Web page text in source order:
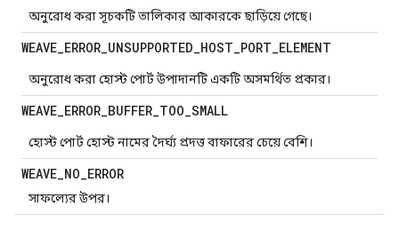
অনুরোধ করা সূচকটি তালিকার আকারকে ছাড়িয়ে গেছে।
WEAVE_ERROR_UNSUPPORTED_HOST_PORT_ELEMENT
অনুরোধ করা হোস্ট পোর্ট উপাদানটি একটি অসমর্থিত প্রকার।
WEAVE_ERROR_BUFFER_TOO_SMALL
হোস্ট পোর্ট হোস্ট নামের দৈর্ঘ্য প্রদত্ত বাফারের চেয়ে বেশি।
WEAVE_NO_ERROR
সাফল্যের উপর।